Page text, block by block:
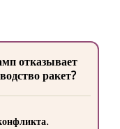
отказывает
ракет?